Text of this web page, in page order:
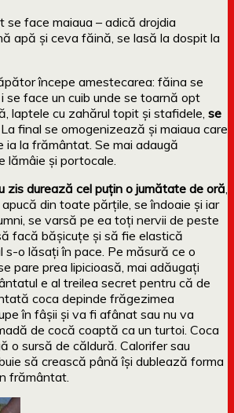
se face maiaua – adică drojdia
apă și ceva făină, se lasă la dospit la
începe amestecarea: făina se
se face un cuib unde se toarnă opt
laptele cu zahărul topit și stafidele, se
La final se omogenizează și maiaua care
ia la frământat. Se mai adaugă
lămâie și portocale.
zis durează cel puțin o jumătate de oră
din toate părțile, se îndoaie și iar
se varsă pe ea toți nervii de peste
facă bășicuțe și să fie elastică
s-o lăsați în pace. Pe măsură ce o
pare prea lipicioasă, mai adăugați
e al treilea secret pentru că de
coca depinde frăgezimea
în fâșii și va fi afânat sau nu va
de cocă coaptă ca un turtoi. Coca
o sursă de căldură. Calorifer sau
să crească până își dublează forma
frământat.